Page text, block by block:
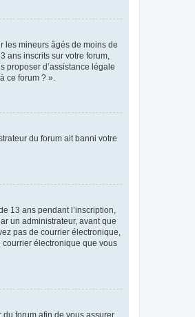
les mineurs âgés de moins de
ans inscrits sur votre forum,
proposer d’assistance légale
ce forum ? ».
du forum ait banni votre
13 ans pendant l’inscription,
un administrateur, avant que
pas de courrier électronique,
électronique que vous
du forum afin de vous assurer